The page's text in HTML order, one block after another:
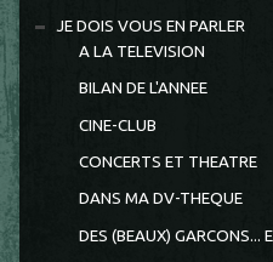
JE DOIS VOUS EN PARLER
A LA TELEVISION
BILAN DE L'ANNEE
CINE-CLUB
CONCERTS ET THEATRE
DANS MA DV-THEQUE
DES (BEAUX) GARCONS...